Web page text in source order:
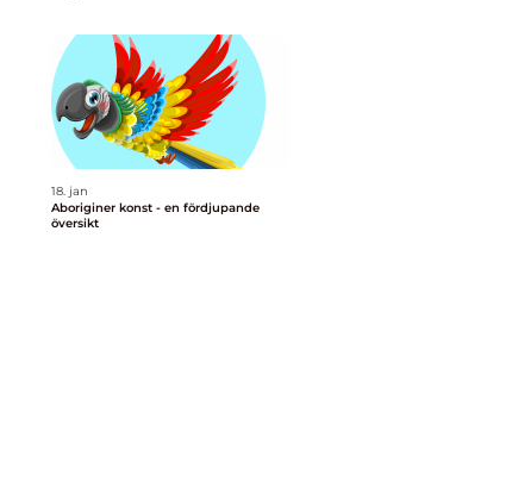
18. jan
Aboriginer konst - en fördjupande
översikt